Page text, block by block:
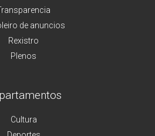
de anuncios
Rexistro
Plenos
Cultura